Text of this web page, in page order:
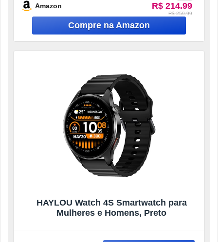
Amazon R$ 214.99
R$ 259.99
HAYLOU Watch 4S Smartwatch para
Mulheres e Homens, Preto